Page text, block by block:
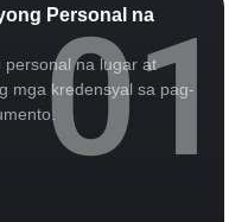
Personal na
personal na lugar at
mga kredensyal sa pag-
01